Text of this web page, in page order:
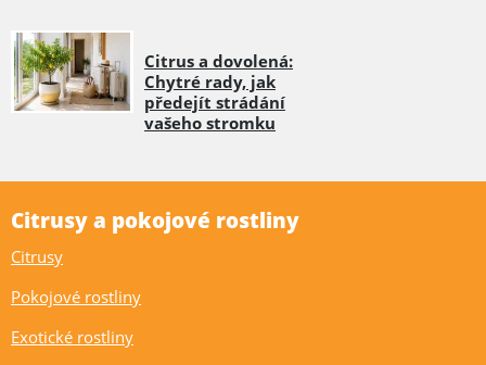
Citrus a dovolená:
Chytré rady, jak
předejít strádání
vašeho stromku
Citrusy a pokojové rostliny
Citrusy
Pokojové rostliny
Exotické rostliny